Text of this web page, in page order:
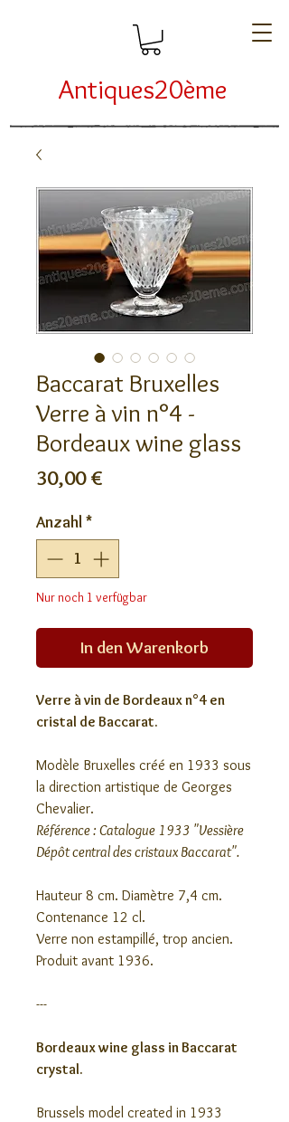
Antiques20ème
Baccarat Bruxelles
Verre à vin n°4 -
Bordeaux wine glass
30,00 €
Anzahl*
Nur noch 1 verfügbar
In den Warenkorb
Verre à vin de Bordeaux n°4 en
cristal de Baccarat.
Modèle Bruxelles créé en 1933 sous
la direction artistique de Georges
Chevalier.
Référence : Catalogue 1933 "Vessière
Dépôt central des cristaux Baccarat".
Hauteur 8 cm. Diamètre 7,4 cm.
Contenance 12 cl.
Verre non estampillé, trop ancien.
Produit avant 1936.
---
Bordeaux wine glass in Baccarat
crystal.
Brussels model created in 1933